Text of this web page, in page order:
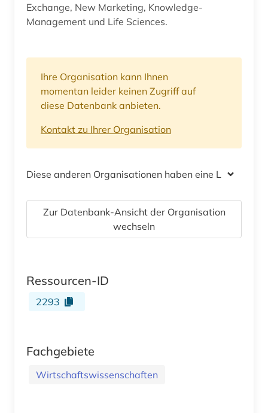
Exchange, New Marketing, Knowledge-
Management und Life Sciences.
Ihre Organisation kann Ihnen
momentan leider keinen Zugriff auf
diese Datenbank anbieten.
Kontakt zu Ihrer Organisation
Diese anderen Organisationen haben eine Lizenz
Zur Datenbank-Ansicht der Organisation
wechseln
Ressourcen-ID
2293
Fachgebiete
Wirtschaftswissenschaften